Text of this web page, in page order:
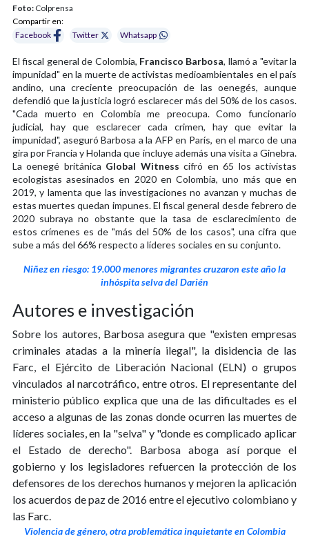
Foto: Colprensa
Compartir en:
Facebook
Twitter Whatsapp
El fiscal general de Colombia, Francisco Barbosa, llamó a "evitar la
impunidad" en la muerte de activistas medioambientales en el país
andino, una creciente preocupación de las oenegés, aunque
defendió que la justicia logró esclarecer más del 50% de los casos.
"Cada muerto en Colombia me preocupa. Como funcionario
judicial, hay que esclarecer cada crimen, hay que evitar la
impunidad", aseguró Barbosa a la AFP en París, en el marco de una
gira por Francia y Holanda que incluye además una visita a Ginebra.
La oenegé británica Global Witness cifró en 65 los activistas
ecologistas asesinados en 2020 en Colombia, uno más que en
2019, y lamenta que las investigaciones no avanzan y muchas de
estas muertes quedan impunes. El fiscal general desde febrero de
2020 subraya no obstante que la tasa de esclarecimiento de
estos crímenes es de "más del 50% de los casos", una cifra que
sube a más del 66% respecto a líderes sociales en su conjunto.
Niñez en riesgo: 19.000 menores migrantes cruzaron este año la
inhóspita selva del Darién
Autores e investigación
Sobre los autores, Barbosa asegura que "existen empresas
criminales atadas a la minería ilegal", la disidencia de las
Farc, el Ejército de Liberación Nacional (ELN) o grupos
vinculados al narcotráfico, entre otros. El representante del
ministerio público explica que una de las dificultades es el
acceso a algunas de las zonas donde ocurren las muertes de
líderes sociales, en la "selva" y "donde es complicado aplicar
el Estado de derecho". Barbosa aboga así porque el
gobierno y los legisladores refuercen la protección de los
defensores de los derechos humanos y mejoren la aplicación
los acuerdos de paz de 2016 entre el ejecutivo colombiano y
las Farc.
Violencia de género, otra problemática inquietante en Colombia